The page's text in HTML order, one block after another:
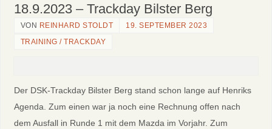
18.9.2023 – Trackday Bilster Berg
VON REINHARD STOLDT
19. SEPTEMBER 2023
TRAINING / TRACKDAY
Der DSK-Trackday Bilster Berg stand schon lange auf Henriks
Agenda. Zum einen war ja noch eine Rechnung offen nach
dem Ausfall in Runde 1 mit dem Mazda im Vorjahr. Zum